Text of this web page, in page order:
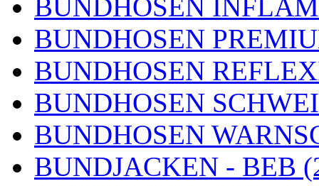
BUNDHOSEN
BUNDHOSEN
BUNDHOSEN
BUNDHOSEN
BUNDHOSEN
BUNDJACKEN - BEB